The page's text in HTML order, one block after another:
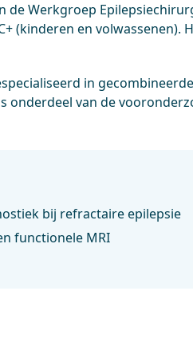
de Werkgroep
(kinderen en volwassenen).
in gecombineerde
onderdeel van de
bij refractaire epilepsie
functionele MRI